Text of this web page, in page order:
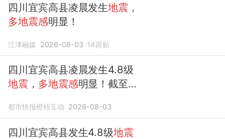
四川宜宾高县凌晨发生地震 ，
多地震感明显！
江津融媒 2026-08-03 14跟贴
四川宜宾高县凌晨发生4.8级
地震 ， 多地震感明显！截至目
断等情况，中国地震局已启动
四级应急响应
都市快报橙柿互动 2026-08-03
四川宜宾高县发生4.8级地震